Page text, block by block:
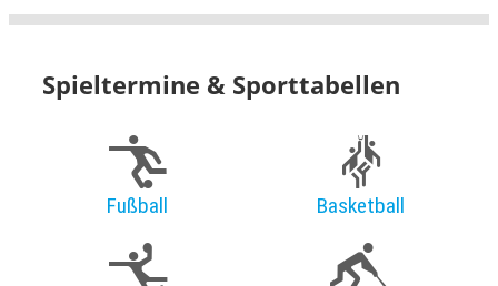
Spieltermine & Sporttabellen
Fußball Basketball